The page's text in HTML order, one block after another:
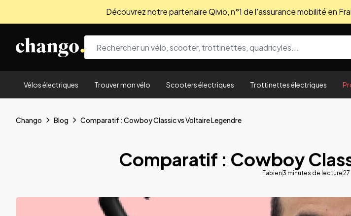
Découvrez notre partenaire Qivio, n°1 de l'assurance mobilité en
Vélos électriques Trouver mon vélo Scooters électriques Trottinettes électriques
Chango Blog Comparatif : Cowboy Classic vs Voltaire Legendre
Comparatif : Cowboy
Fabien 3 minutes de lecture